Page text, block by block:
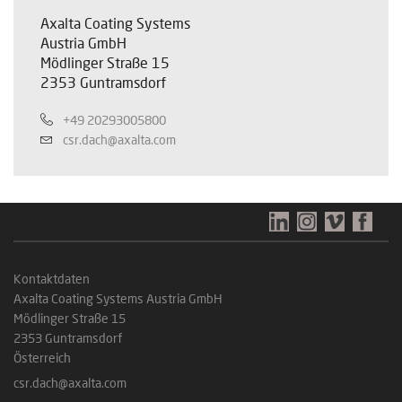
Axalta Coating Systems
Austria GmbH
Mödlinger Straße 15
2353 Guntramsdorf
+49 20293005800
csr.dach@axalta.com
Kontaktdaten
Axalta Coating Systems Austria GmbH
Mödlinger Straße 15
2353 Guntramsdorf
Österreich
csr.dach@axalta.com